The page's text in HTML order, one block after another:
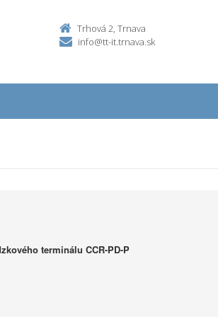
Trhová 2, Trnava
info@tt-it.trnava.sk
terminálu CCR-PD-P